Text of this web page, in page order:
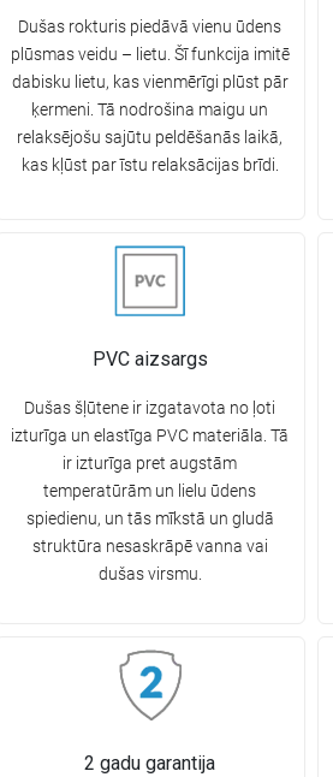
Dušas rokturis piedāvā vienu ūdens
plūsmas veidu – lietu. Šī funkcija imitē
dabisku lietu, kas vienmērīgi plūst pār
ķermeni. Tā nodrošina maigu un
relaksējošu sajūtu peldēšanās laikā,
kas kļūst par īstu relaksācijas brīdi.
PVC aizsargs
Dušas šļūtene ir izgatavota no ļoti
izturīga un elastīga PVC materiāla. Tā
ir izturīga pret augstām
temperatūrām un lielu ūdens
spiedienu, un tās mīkstā un gludā
struktūra nesaskrāpē vanna vai
dušas virsmu.
2 gadu garantija